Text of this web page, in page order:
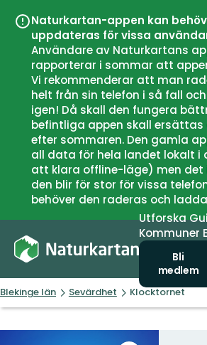
Naturkartan-appen kan
uppdateras för vissa
Användare av Naturkartans
rapporterar i sommar att
Vi rekommenderar att man
helt från sin telefon i så fall
igen! Då skall den fungera
befintliga appen skall ersättas
efter sommaren. Den gamla
all data för hela landet lokalt i
att klara offline-läge) men det
den blir för stor för vissa
behöver den raderas och
Utforska
Kommuner
Bli
medlem
Blekinge län Sevärdhet Klocktornet